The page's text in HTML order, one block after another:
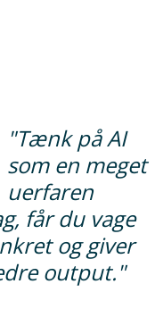
"Tænk på AI
som en meget
uerfaren
får du vage
og giver
output."